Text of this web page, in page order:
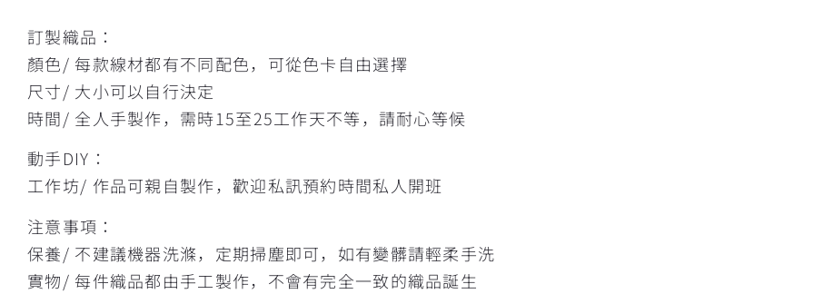
訂製織品：
顏色/ 每款線材都有不同配色，可從色卡自由選擇
尺寸/ 大小可以自行決定
時間/ 全人手製作，需時15至25工作天不等，請耐心等候
動手DIY：
工作坊/ 作品可親自製作，歡迎私訊預約時間私人開班
注意事項：
保養/ 不建議機器洗滌，定期掃塵即可，如有變髒請輕柔手洗
實物/ 每件織品都由手工製作，不會有完全一致的織品誕生